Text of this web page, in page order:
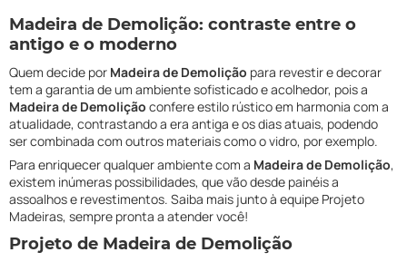
Madeira de Demolição: contraste entre o
antigo e o moderno
Quem decide por Madeira de Demolição para revestir e decorar
tem a garantia de um ambiente sofisticado e acolhedor, pois a
Madeira de Demolição confere estilo rústico em harmonia com a
atualidade, contrastando a era antiga e os dias atuais, podendo
ser combinada com outros materiais como o vidro, por exemplo.
Para enriquecer qualquer ambiente com a Madeira de Demolição,
existem inúmeras possibilidades, que vão desde painéis a
assoalhos e revestimentos. Saiba mais junto à equipe Projeto
Madeiras, sempre pronta a atender você!
Projeto de Madeira de Demolição